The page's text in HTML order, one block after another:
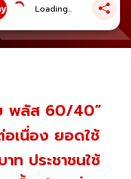
Loading...
พลัส 60/40”
อเนื่อง ยอดใช้
ท ประชาชนใช้